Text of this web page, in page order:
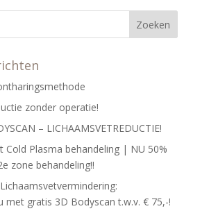
zonder operatie!
– LICHAAMSVETREDUCTIE!
Cold Plasma behandeling | NU 50%
zone behandeling!!
met gratis 3D Bodyscan t.w.v. € 75,-!